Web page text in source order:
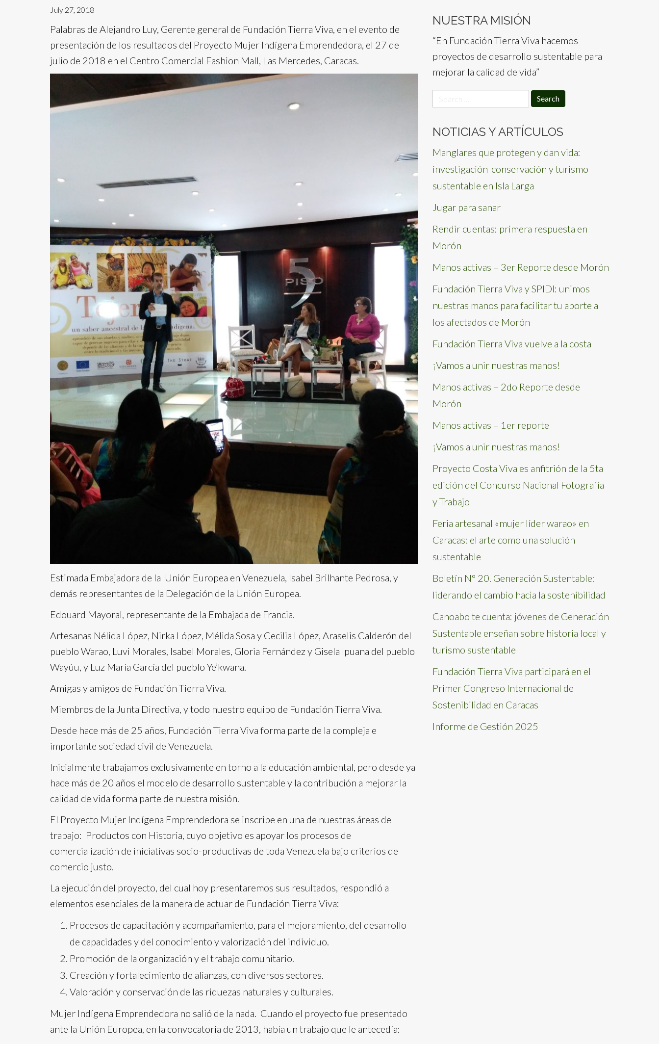
July 27, 2018
Palabras de Alejandro Luy, Gerente general de Fundación Tierra Viva, en el evento de
presentación de los resultados del Proyecto Mujer Indígena Emprendedora, el 27 de
julio de 2018 en el Centro Comercial Fashion Mall, Las Mercedes, Caracas.
Estimada Embajadora de la Unión Europea en Venezuela, Isabel Brilhante Pedrosa, y
demás representantes de la Delegación de la Unión Europea.
Edouard Mayoral, representante de la Embajada de Francia.
Artesanas Nélida López, Nirka López, Mélida Sosa y Cecilia López, Araselis Calderón del
pueblo Warao, Luvi Morales, Isabel Morales, Gloria Fernández y Gisela Ipuana del pueblo
Wayúu, y Luz María García del pueblo Ye’kwana.
Amigas y amigos de Fundación Tierra Viva.
Miembros de la Junta Directiva, y todo nuestro equipo de Fundación Tierra Viva.
Desde hace más de 25 años, Fundación Tierra Viva forma parte de la compleja e
importante sociedad civil de Venezuela.
Inicialmente trabajamos exclusivamente en torno a la educación ambiental, pero desde ya
hace más de 20 años el modelo de desarrollo sustentable y la contribución a mejorar la
calidad de vida forma parte de nuestra misión.
El Proyecto Mujer Indígena Emprendedora se inscribe en una de nuestras áreas de
trabajo: Productos con Historia, cuyo objetivo es apoyar los procesos de
comercialización de iniciativas socio-productivas de toda Venezuela bajo criterios de
comercio justo.
La ejecución del proyecto, del cual hoy presentaremos sus resultados, respondió a
elementos esenciales de la manera de actuar de Fundación Tierra Viva:
Procesos de capacitación y acompañamiento, para el mejoramiento, del desarrollo
de capacidades y del conocimiento y valorización del individuo.
Promoción de la organización y el trabajo comunitario.
Creación y fortalecimiento de alianzas, con diversos sectores.
Valoración y conservación de las riquezas naturales y culturales.
Mujer Indígena Emprendedora no salió de la nada. Cuando el proyecto fue presentado
ante la Unión Europea, en la convocatoria de 2013, había un trabajo que le antecedía:
NUESTRA MISIÓN
“En Fundación Tierra Viva hacemos
proyectos de desarrollo sustentable para
mejorar la calidad de vida”
for:
NOTICIAS Y ARTÍCULOS
Manglares que protegen y dan vida:
investigación-conservación y turismo
sustentable en Isla Larga
Jugar para sanar
Rendir cuentas: primera respuesta en
Morón
Manos activas – 3er Reporte desde Morón
Fundación Tierra Viva y SPIDI: unimos
nuestras manos para facilitar tu aporte a
los afectados de Morón
Fundación Tierra Viva vuelve a la costa
¡Vamos a unir nuestras manos!
Manos activas – 2do Reporte desde
Morón
Manos activas – 1er reporte
¡Vamos a unir nuestras manos!
Proyecto Costa Viva es anfitrión de la 5ta
edición del Concurso Nacional Fotografía
y Trabajo
Feria artesanal «mujer líder warao» en
Caracas: el arte como una solución
sustentable
Boletín N° 20. Generación Sustentable:
liderando el cambio hacia la sostenibilidad
Canoabo te cuenta: jóvenes de Generación
Sustentable enseñan sobre historia local y
turismo sustentable
Fundación Tierra Viva participará en el
Primer Congreso Internacional de
Sostenibilidad en Caracas
Informe de Gestión 2025